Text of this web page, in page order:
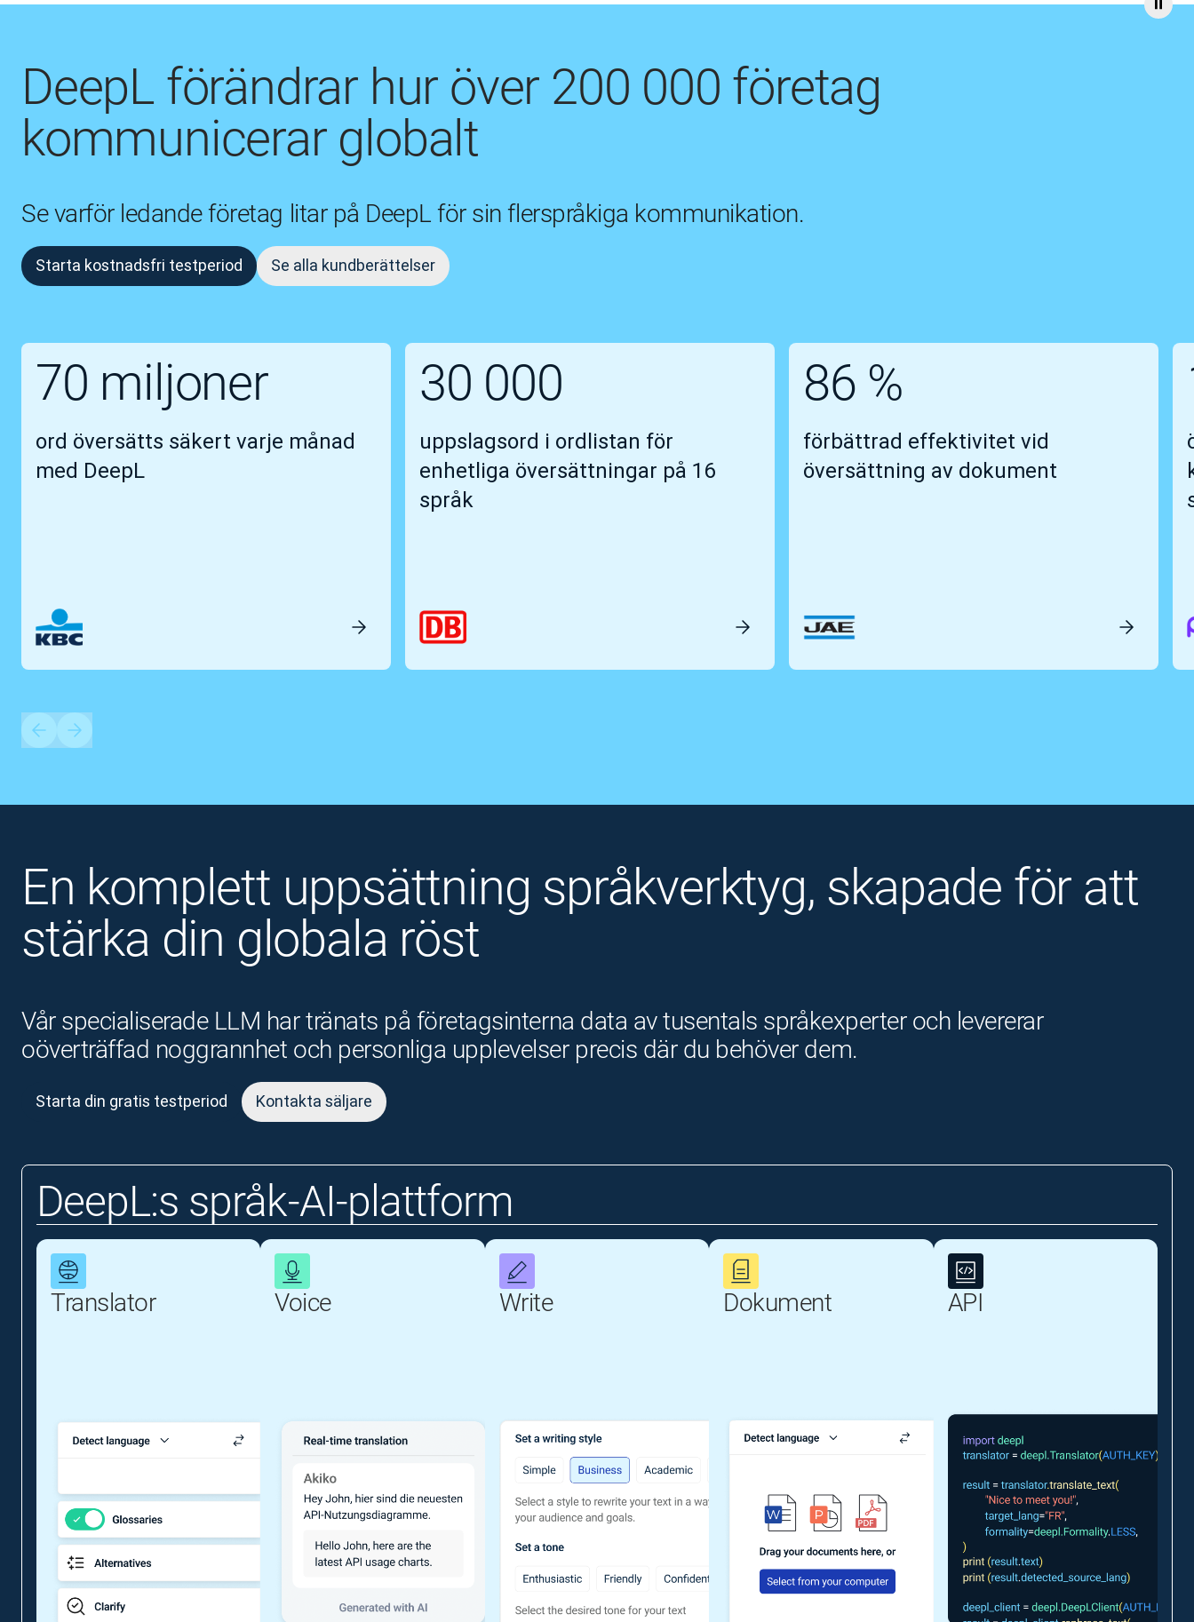
DeepL förändrar hur över 200 000 företag
kommunicerar globalt
Se varför ledande företag litar på DeepL för sin flerspråkiga kommunikation.
Starta kostnadsfri testperiod Se alla kundberättelser
70 miljoner
ord översätts säkert varje månad
med DeepL
30 000
uppslagsord i ordlistan för
enhetliga översättningar på 16
språk
86 %
förbättrad effektivitet vid
översättning av dokument
En komplett uppsättning språkverktyg, skapade för att
stärka din globala röst
Vår specialiserade LLM har tränats på företagsinterna data av tusentals språkexperter och levererar
oöverträffad noggrannhet och personliga upplevelser precis där du behöver dem.
Starta din gratis testperiod Kontakta säljare
DeepL:s språk-AI-plattform
Translator Voice Write Dokument API